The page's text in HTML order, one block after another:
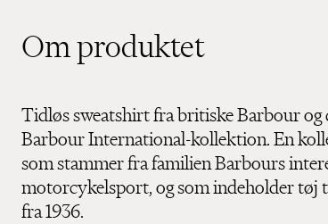
Om produktet
Tidløs sweatshirt fra britiske Barbour og
Barbour International-kollektion. En
som stammer fra familien Barbours
motorcykelsport, og som indeholder tøj
fra 1936.